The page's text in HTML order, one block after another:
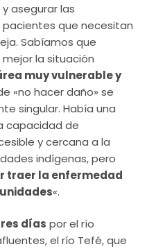
asegurar las
que necesitan
Sabíamos que
la situación
muy vulnerable y
«no hacer daño» se
singular. Había una
capacidad de
y cercana a la
indígenas, pero
traer la enfermedad
«.
días por el río
el río Tefé, que